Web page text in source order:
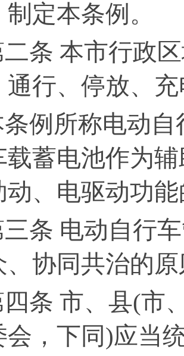
制定本条例。
条 本市行政
通行、停放、
例所称电动
载蓄电池作为
动、电驱动功
条 电动自行
、协同共治的
条 市、县(市
会，下同)应当